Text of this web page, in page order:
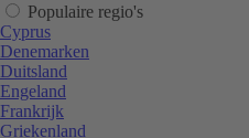
Populaire regio's
Cyprus
Denemarken
Duitsland
Engeland
Frankrijk
Griekenland